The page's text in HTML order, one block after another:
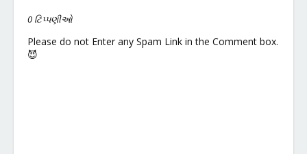
0 ટિપ્પણીઓ
Please do not Enter any Spam Link in the Comment box.
😈